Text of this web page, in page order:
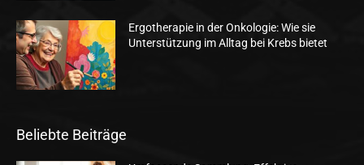
Ergotherapie in der Onkologie: Wie sie
Unterstützung im Alltag bei Krebs bietet
Beliebte Beiträge